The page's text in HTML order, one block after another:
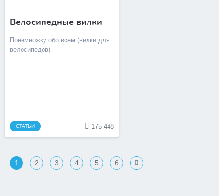
Велосипедные вилки
Понемножку обо всем (вилки для
велосипедов)
СТАТЬИ 175 448
1 2 3 4 5 6